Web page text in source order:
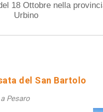
18 Ottobre nella
Urbino
del San Bartolo
Pesaro